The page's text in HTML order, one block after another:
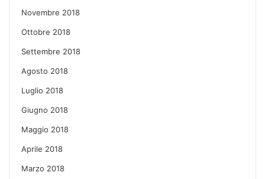
Novembre 2018
Ottobre 2018
Settembre 2018
Agosto 2018
Luglio 2018
Giugno 2018
Maggio 2018
Aprile 2018
Marzo 2018